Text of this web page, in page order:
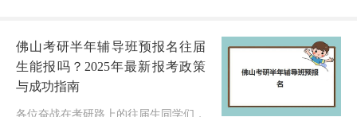
佛山考研半年辅导班预报名往届
生能报吗？2025年最新报考政策
与成功指南
各位奋战在考研路上的往届生同学们，